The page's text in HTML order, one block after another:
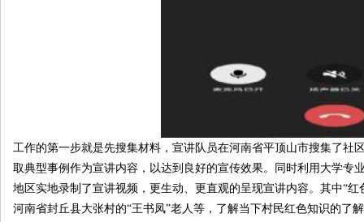
工作的第一步就是先搜集材料，宣讲队员在河南省平顶山市搜集了社
取典型事例作为宣讲内容，以达到良好的宣传效果。同时利用大学专
地区实地录制了宣讲视频，更生动、更直观的呈现宣讲内容。其中“
河南省封丘县大张村的“王书凤”老人等，了解当下村民红色知识的了